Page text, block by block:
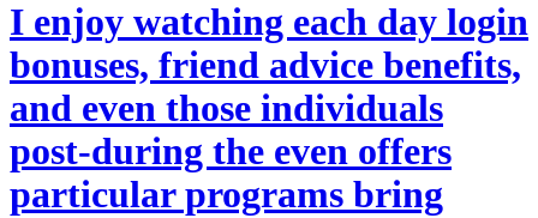
I enjoy watching each day login
bonuses, friend advice benefits,
and even those individuals
post-during the even offers
particular programs bring